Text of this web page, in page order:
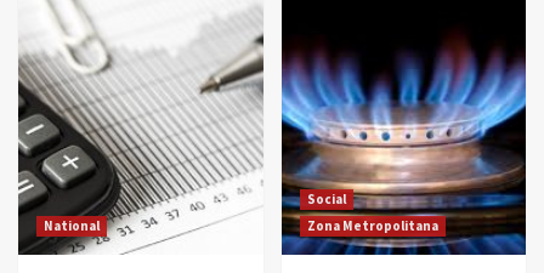
National
Social
Zona Metropolitana